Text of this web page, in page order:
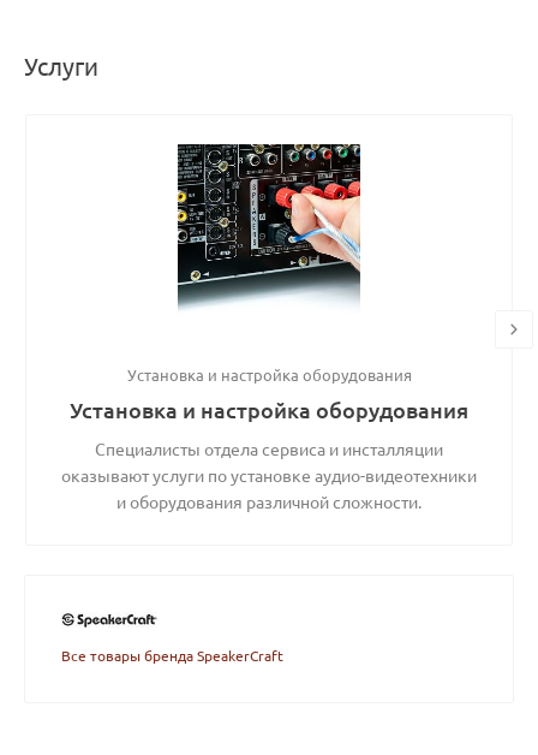
Услуги
Установка и настройка оборудования
Установка и настройка оборудования
Специалисты отдела сервиса и инсталляции
оказывают услуги по установке аудио-видеотехники
и оборудования различной сложности.
Все товары бренда SpeakerCraft